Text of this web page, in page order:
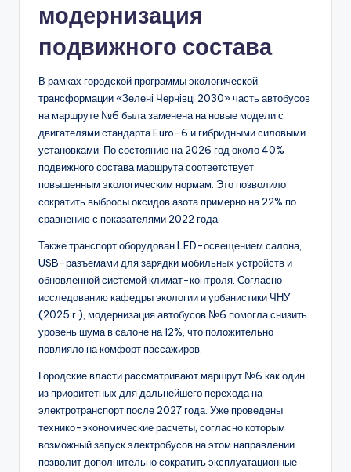
модернизация
подвижного состава
В рамках городской программы экологической
трансформации «Зелені Чернівці 2030» часть автобусов
на маршруте №6 была заменена на новые модели с
двигателями стандарта Euro-6 и гибридными силовыми
установками. По состоянию на 2026 год около 40%
подвижного состава маршрута соответствует
повышенным экологическим нормам. Это позволило
сократить выбросы оксидов азота примерно на 22% по
сравнению с показателями 2022 года.
Также транспорт оборудован LED-освещением салона,
USB-разъемами для зарядки мобильных устройств и
обновленной системой климат-контроля. Согласно
исследованию кафедры экологии и урбанистики ЧНУ
(2025 г.), модернизация автобусов №6 помогла снизить
уровень шума в салоне на 12%, что положительно
повлияло на комфорт пассажиров.
Городские власти рассматривают маршрут №6 как один
из приоритетных для дальнейшего перехода на
электротранспорт после 2027 года. Уже проведены
технико-экономические расчеты, согласно которым
возможный запуск электробусов на этом направлении
позволит дополнительно сократить эксплуатационные